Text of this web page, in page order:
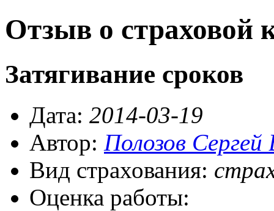
Отзыв о страховой
Затягивание сроков
Дата: 2014-03-19
Автор: Полозов Сергей
Вид страхования:
Оценка работы: